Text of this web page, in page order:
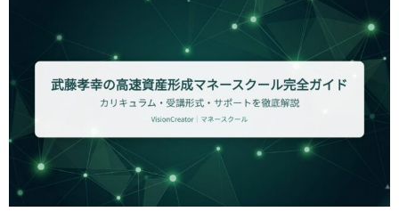
SERVICE
VOICE お客様の声
マネースクール卒業生の声
就活支援スクール卒業生の声
学ぶ